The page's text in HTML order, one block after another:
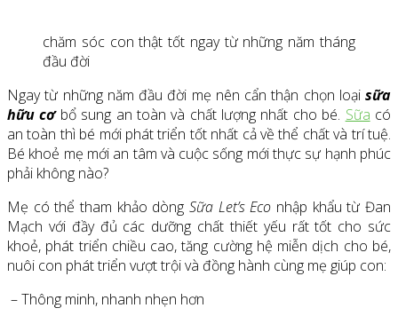
chăm sóc con thật tốt ngay từ những năm tháng
đầu đời
Ngay từ những năm đầu đời mẹ nên cẩn thận chọn loại sữa
hữu cơbổ sung an toàn và chất lượng nhất cho bé. Sữa có
an toàn thì bé mới phát triển tốt nhất cả về thể chất và trí tuệ.
Bé khoẻ mẹ mới an tâm và cuộc sống mới thực sự hạnh phúc
phải không nào?
Mẹ có thể tham khảo dòng Sữa Let’s Eco nhập khẩu từ Đan
Mạch với đầy đủ các dưỡng chất thiết yếu rất tốt cho sức
khoẻ, phát triển chiều cao, tăng cường hệ miễn dịch cho bé,
nuôi con phát triển vượt trội và đồng hành cùng mẹ giúp con:
– Thông minh, nhanh nhẹn hơn